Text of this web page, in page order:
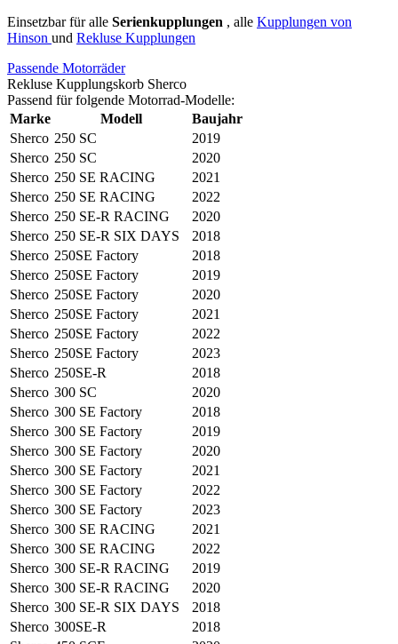
Einsetzbar für alle Serienkupplungen , alle Kupplungen von
Hinson und Rekluse Kupplungen
Passende Motorräder
Rekluse Kupplungskorb Sherco
Passend für folgende Motorrad-Modelle:
Marke
Modell
Baujahr
Sherco 250 SC
2019
Sherco 250 SC
2020
Sherco 250 SE RACING
2021
Sherco 250 SE RACING
2022
Sherco 250 SE-R RACING
2020
Sherco 250 SE-R SIX DAYS
2018
Sherco 250SE Factory
2018
Sherco 250SE Factory
2019
Sherco 250SE Factory
2020
Sherco 250SE Factory
2021
Sherco 250SE Factory
2022
Sherco 250SE Factory
2023
Sherco 250SE-R
2018
Sherco 300 SC
2020
Sherco 300 SE Factory
2018
Sherco 300 SE Factory
2019
Sherco 300 SE Factory
2020
Sherco 300 SE Factory
2021
Sherco 300 SE Factory
2022
Sherco 300 SE Factory
2023
Sherco 300 SE RACING
2021
Sherco 300 SE RACING
2022
Sherco 300 SE-R RACING
2019
Sherco 300 SE-R RACING
2020
Sherco 300 SE-R SIX DAYS
2018
Sherco 300SE-R
2018